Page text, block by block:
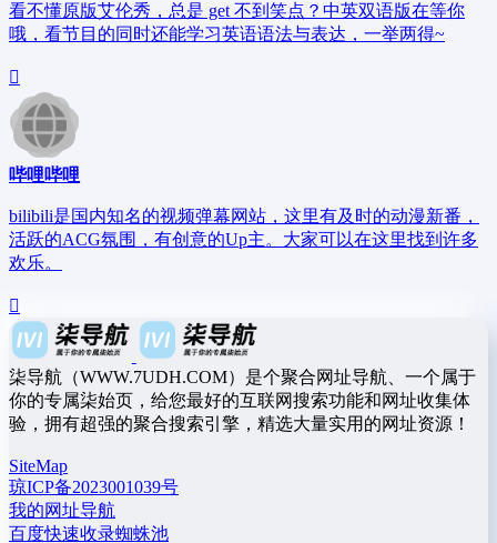
看不懂原版艾伦秀，总是 get 不到笑点？中英双语版在等你
哦，看节目的同时还能学习英语语法与表达，一举两得~
哔哩哔哩
bilibili是国内知名的视频弹幕网站，这里有及时的动漫新番，
活跃的ACG氛围，有创意的Up主。大家可以在这里找到许多
欢乐。
柒导航（WWW.7UDH.COM）是个聚合网址导航、一个属于
你的专属柒始页，给您最好的互联网搜索功能和网址收集体
验，拥有超强的聚合搜索引擎，精选大量实用的网址资源！
SiteMap
琼ICP备2023001039号
我的网址导航
百度快速收录蜘蛛池